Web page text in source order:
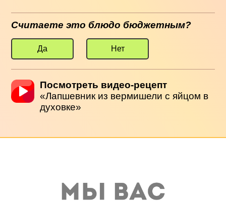
Считаете это блюдо бюджетным?
Да Нет
Посмотреть видео-рецепт
«Лапшевник из вермишели с яйцом в
духовке»